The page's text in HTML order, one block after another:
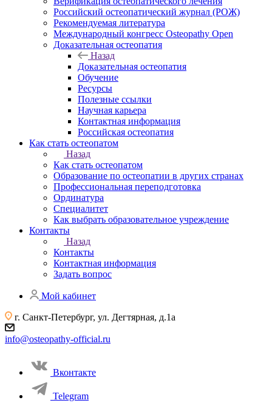
Российский остеопатический журнал (РОЖ)
Рекомендуемая литература
Международный конгресс Osteopathy Open
Доказательная остеопатия
Назад
Доказательная остеопатия
Обучение
Ресурсы
Полезные ссылки
Научная карьера
Контактная информация
Российская остеопатия
Как стать остеопатом
Назад
Как стать остеопатом
Образование по остеопатии в других странах
Профессиональная переподготовка
Ординатура
Специалитет
Как выбрать образовательное учреждение
Контакты
Назад
Контакты
Контактная информация
Задать вопрос
Мой кабинет
г. Санкт-Петербург, ул. Дегтярная, д.1а
info@osteopathy-official.ru
Вконтакте
Telegram